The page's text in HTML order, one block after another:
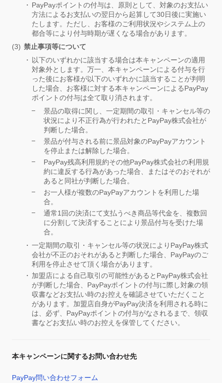
PayPayポイントの付与は、原則として、対象のお支払い
方法によるお支払いの翌日から起算して30日後に実施い
たします。ただし、お客様のご利用状況やシステム上の
都合等により付与時期が遅くなる場合があります。
禁止事項等について
以下のいずれかに該当する場合は本キャンペーンの適用
対象外とします。万一、本キャンペーンによる付与を行
った後にお客様が以下のいずれかに該当することが判明
した場合、お客様に対する本キャンペーンによるPayPay
ポイントの付与は全て取り消されます。
景品の取得に関し、一定期間の取引・キャンセル等の
状況により不正行為が行われたとPayPay株式会社が
判断した場合。
景品が付与される前に景品対象のPayPayアカウント
を停止または解除した場合。
PayPay残高利用規約その他PayPay株式会社の利用規
約に違反する行為があった場合、またはそのおそれが
あると同社が判断した場合。
お一人様が複数のPayPayアカウントを利用した場
合。
通常1回の決済にて支払うべき商品等代金を、複数回
に分割して決済することにより景品付与を受けた場
合。
一定期間の取引・キャンセル等の状況によりPayPay株式
会社が不正のおそれがあると判断した場合、PayPayのご
利用を停止させて頂く場合があります。
加盟店による自己取引の可能性があるとPayPay株式会社
が判断した場合、PayPayポイントの付与に際し対象の領
収書などお支払い時のお控えを確認させていただくこと
があります。加盟店自身がPayPay決済を利用される時に
は、必ず、PayPayポイントの付与がなされるまで、領収
書などお支払い時のお控えを保管してください。
本キャンペーンに関するお問い合わせ先
PayPay問い合わせフォーム